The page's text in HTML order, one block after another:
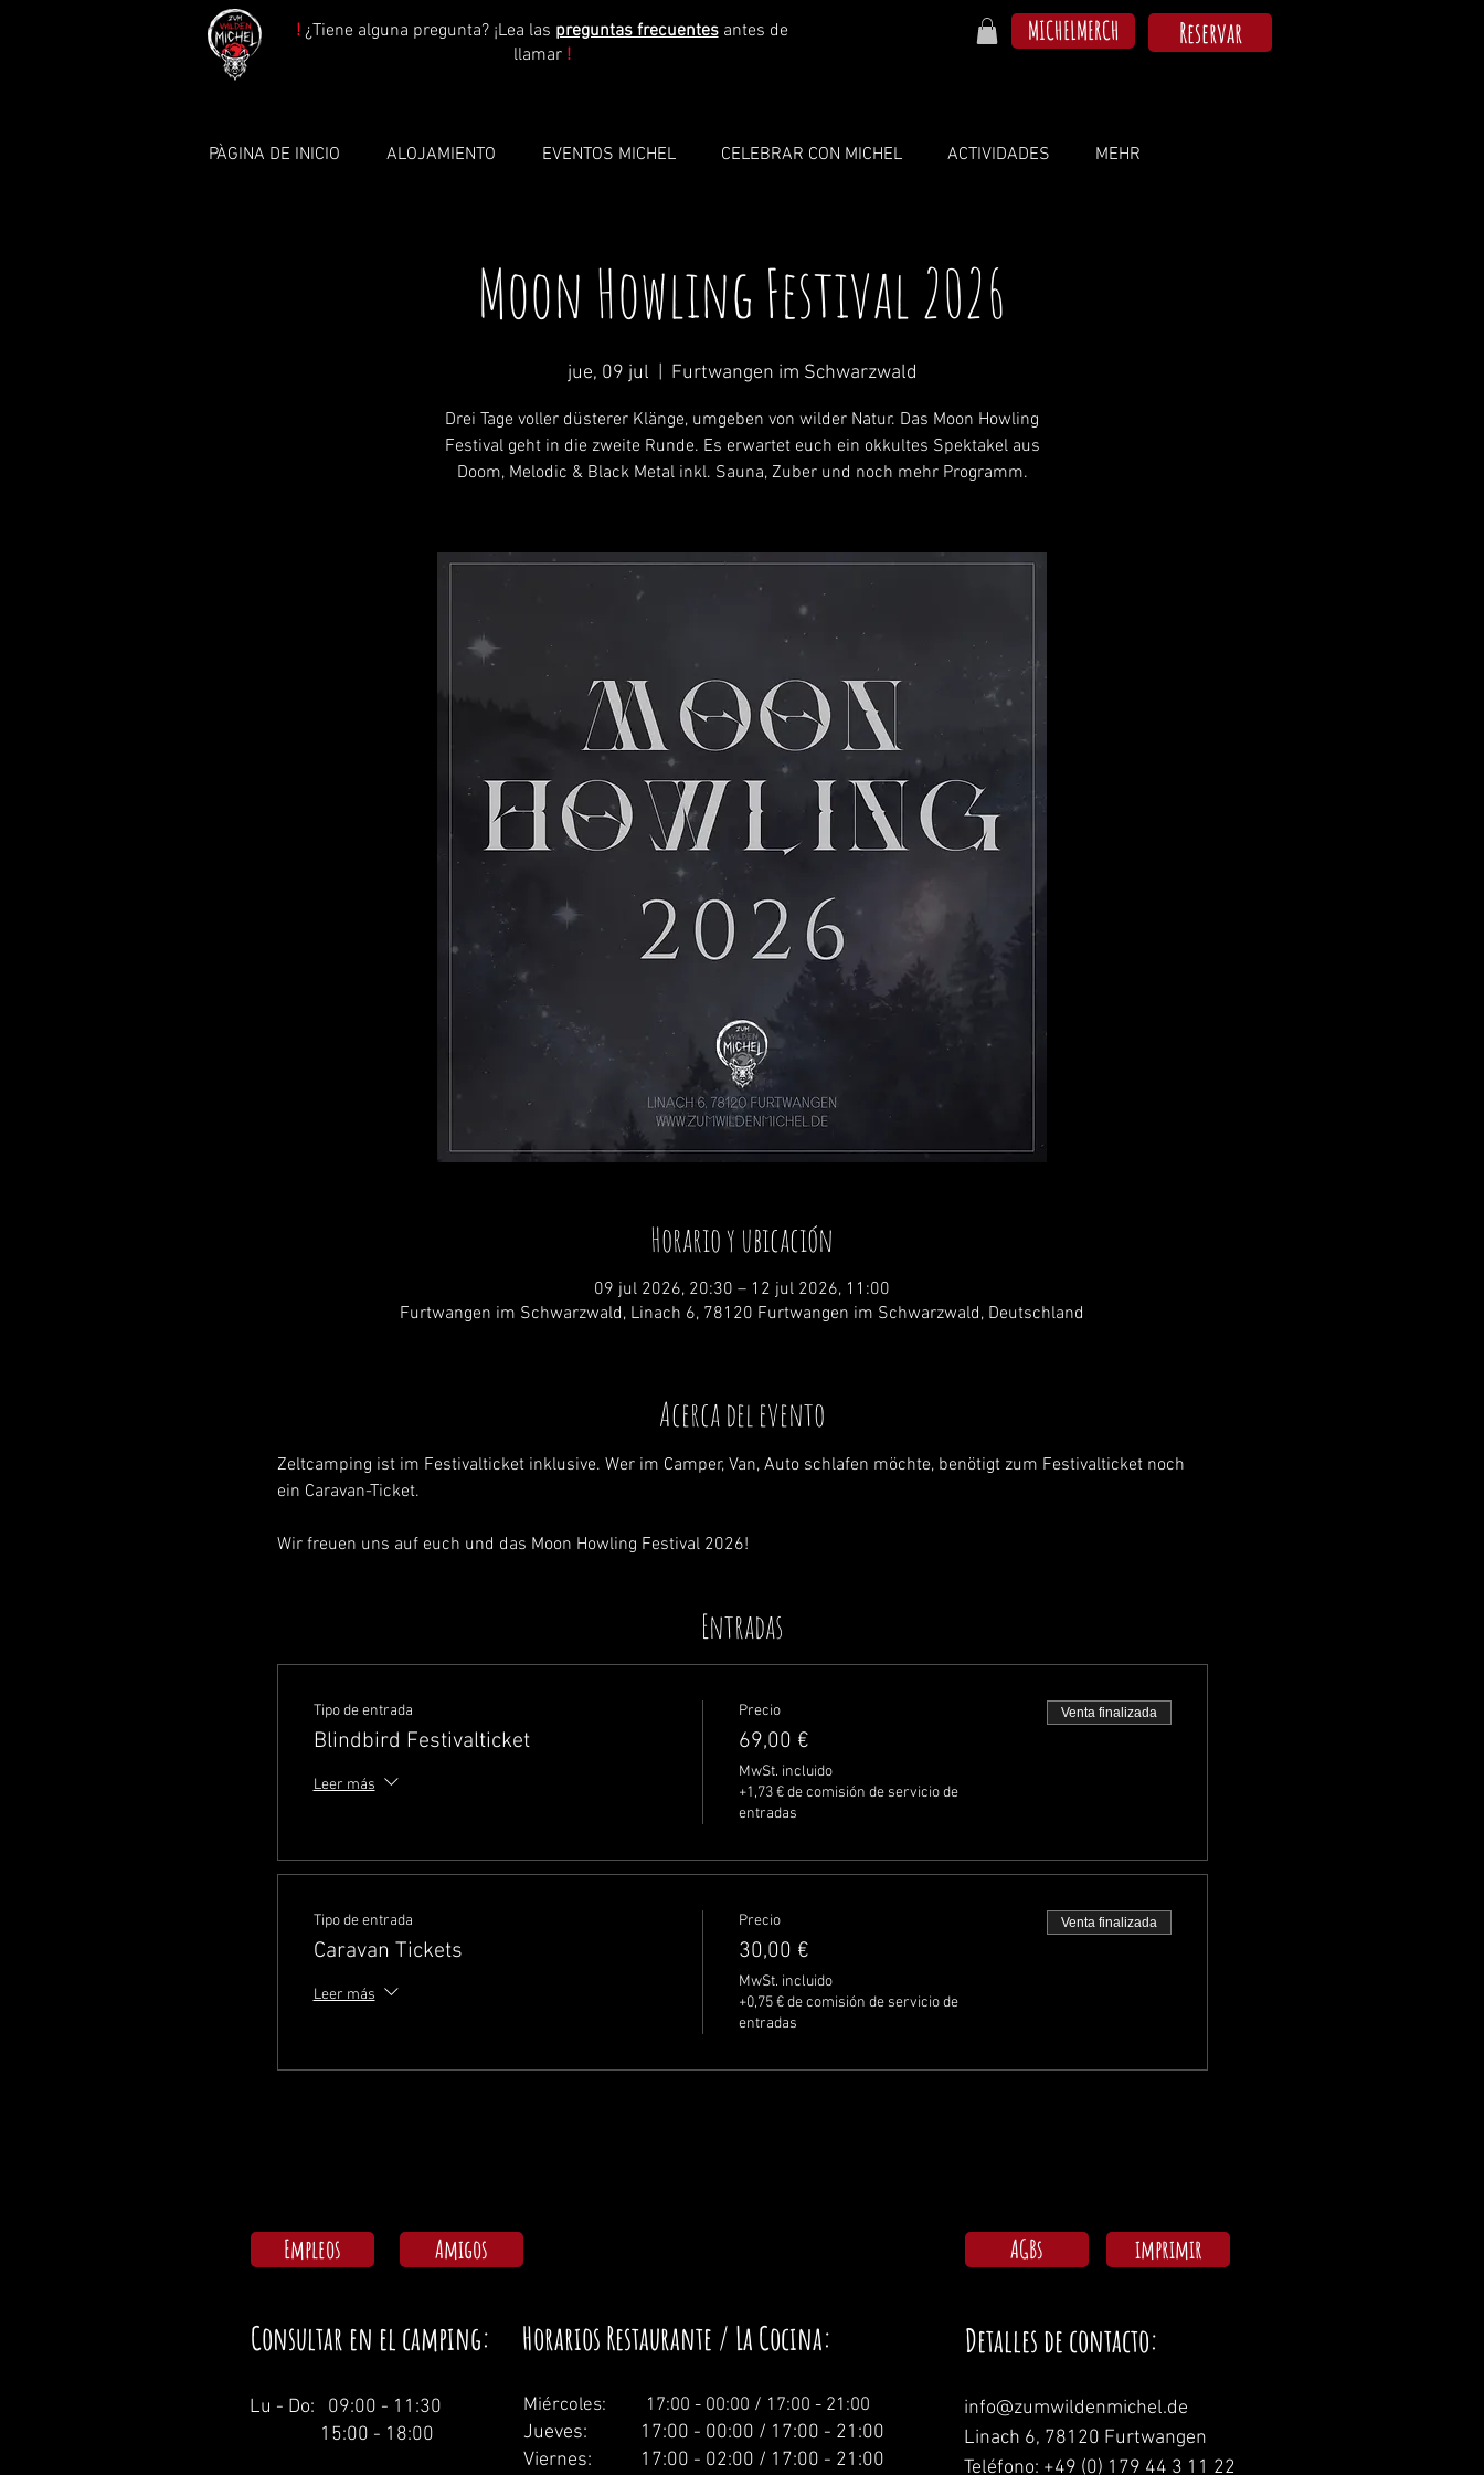
!¿Tiene alguna pregunta? ¡Lea las preguntas frecuentesantes de
llamar !
MICHELMERCH Reservar
PÀGINA DE INICIO ALOJAMIENTO EVENTOS MICHEL CELEBRAR CON MICHEL ACTIVIDADES MEHR
Moon Howling Festival 2026
jue, 09 jul Furtwangen im Schwarzwald
Drei Tage voller düsterer Klänge, umgeben von wilder Natur. Das Moon Howling
Festival geht in die zweite Runde. Es erwartet euch ein okkultes Spektakel aus
Doom, Melodic & Black Metal inkl. Sauna, Zuber und noch mehr Programm.
Horario y ubicación
09 jul 2026, 20:30 – 12 jul 2026, 11:00
Furtwangen im Schwarzwald, Linach 6, 78120 Furtwangen im Schwarzwald, Deutschland
Acerca del evento
Zeltcamping ist im Festivalticket inklusive. Wer im Camper, Van, Auto schlafen möchte, benötigt zum Festivalticket noch
ein Caravan-Ticket.
Wir freuen uns auf euch und das Moon Howling Festival 2026!
Entradas
Tipo de entrada
Blindbird Festivalticket
Leer más
Precio
69,00 €
MwSt. incluido
+1,73 € de comisión de servicio de
entradas
Venta finalizada
Tipo de entrada
Caravan Tickets
Leer más
Precio
30,00 €
MwSt. incluido
+0,75 € de comisión de servicio de
entradas
Venta finalizada
Empleos Amigos
Consultar en el camping: Horarios Restaurante / La Cocina:
Lu - Do: 09:00 - 11:30
15:00 - 18:00
Miércoles: 1 7:00 - 00:00 / 17:00 - 21:00
Jueves: 17:00 - 00:00 / 17:00 - 21:00
Viernes: 17:00 - 02:00 / 17:00 - 21:00
AGBs imprimir
Detalles de contacto:
info@zumwildenmichel.de
Linach 6, 78120 Furtwangen
Teléfono: +49 (0) 179 44 3 11 22